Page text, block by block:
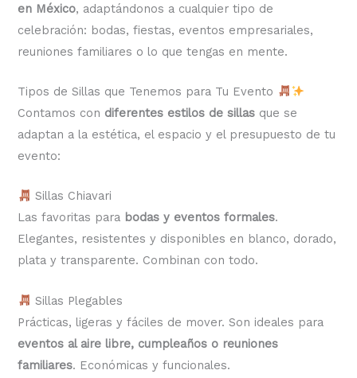
en México, adaptándonos a cualquier tipo de
celebración: bodas, fiestas, eventos empresariales,
reuniones familiares o lo que tengas en mente.
Tipos de Sillas que Tenemos para Tu Evento
Contamos con diferentes estilos de sillas que se
adaptan a la estética, el espacio y el presupuesto de tu
evento:
Sillas Chiavari
Las favoritas para bodas y eventos formales.
Elegantes, resistentes y disponibles en blanco, dorado,
plata y transparente. Combinan con todo.
Sillas Plegables
Prácticas, ligeras y fáciles de mover. Son ideales para
eventos al aire libre, cumpleaños o reuniones
familiares. Económicas y funcionales.